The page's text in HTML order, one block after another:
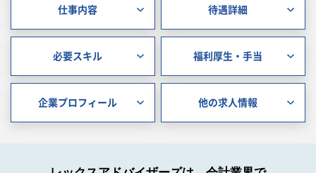
仕事内容 待遇詳細
必要スキル 福利厚生・手当
企業プロフィール 他の求人情報